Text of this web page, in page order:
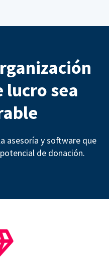
lucro sea
asesoría y software que
de donación.